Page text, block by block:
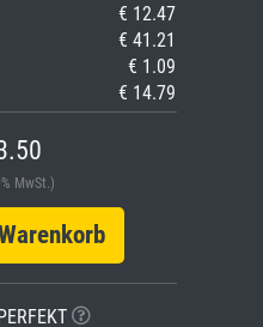
€ 12.47
€ 41.21
€ 1.09
€ 14.79
MwSt.)